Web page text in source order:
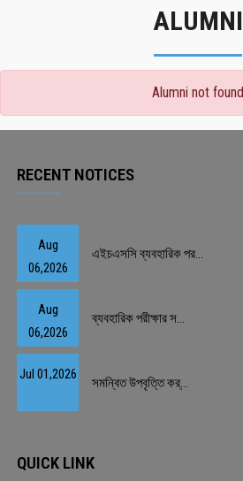
ALUMNI
Alumni not found
RECENT NOTICES
Aug
06,2026
এইচএসসি ব্যবহারিক পর...
Aug
06,2026
ব্যবহারিক পরীক্ষার স...
Jul 01,2026
সমন্বিত উপবৃত্তি কর্...
QUICK LINK